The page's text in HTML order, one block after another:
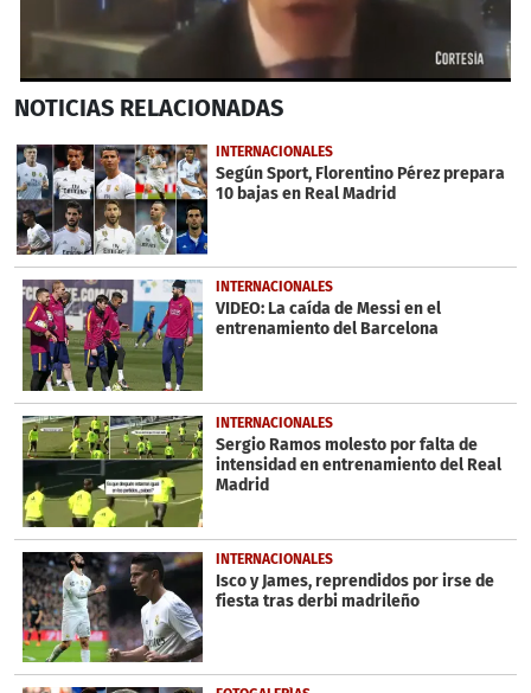
seconds
40
seconds
NOTICIAS RELACIONADAS
INTERNACIONALES
Según Sport, Florentino Pérez prepara
10 bajas en Real Madrid
INTERNACIONALES
VIDEO: La caída de Messi en el
entrenamiento del Barcelona
INTERNACIONALES
Sergio Ramos molesto por falta de
intensidad en entrenamiento del Real
Madrid
INTERNACIONALES
Isco y James, reprendidos por irse de
fiesta tras derbi madrileño